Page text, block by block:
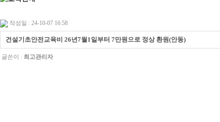
작성일 : 24-10-07 16:58
건설기초안전교육비 26년7월1일부터 7만원으로 정상 환원(안동)
글쓴이 : 최고관리자